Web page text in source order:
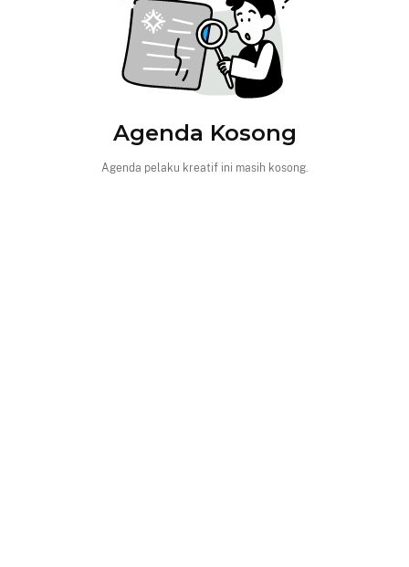
Agenda Kosong
Agenda pelaku kreatif ini masih kosong.